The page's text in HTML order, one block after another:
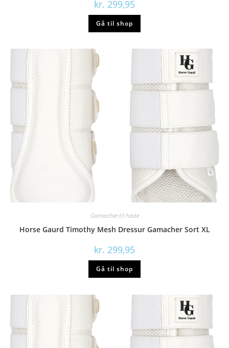
kr. 299,95
Gå til shop
Gamacher til heste
Horse Gaurd Timothy Mesh Dressur Gamacher Sort XL
kr. 299,95
Gå til shop